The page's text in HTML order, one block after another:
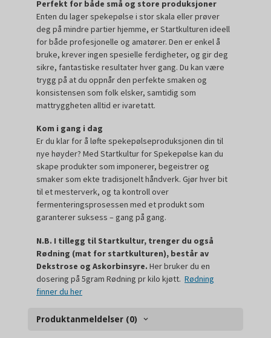
Perfekt for både små og store produksjoner
Enten du lager spekepølse i stor skala eller prøver
deg på mindre partier hjemme, er Startkulturen ideell
for både profesjonelle og amatører. Den er enkel å
bruke, krever ingen spesielle ferdigheter, og gir deg
sikre, fantastiske resultater hver gang. Du kan være
trygg på at du oppnår den perfekte smaken og
konsistensen som folk elsker, samtidig som
mattryggheten alltid er ivaretatt.
Kom i gang i dag
Er du klar for å løfte spekepølseproduksjonen din til
nye høyder? Med Startkultur for Spekepølse kan du
skape produkter som imponerer, begeistrer og
smaker som ekte tradisjonelt håndverk. Gjør hver bit
til et mesterverk, og ta kontroll over
fermenteringsprosessen med et produkt som
garanterer suksess – gang på gang.
N.B. I tillegg til Startkultur, trenger du også
Rødning (mat for startkulturen), består av
Dekstrose og Askorbinsyre.Her bruker du en
dosering på 5gram Rødning pr kilo kjøtt.Rødning
finner du her
Produktanmeldelser (0)